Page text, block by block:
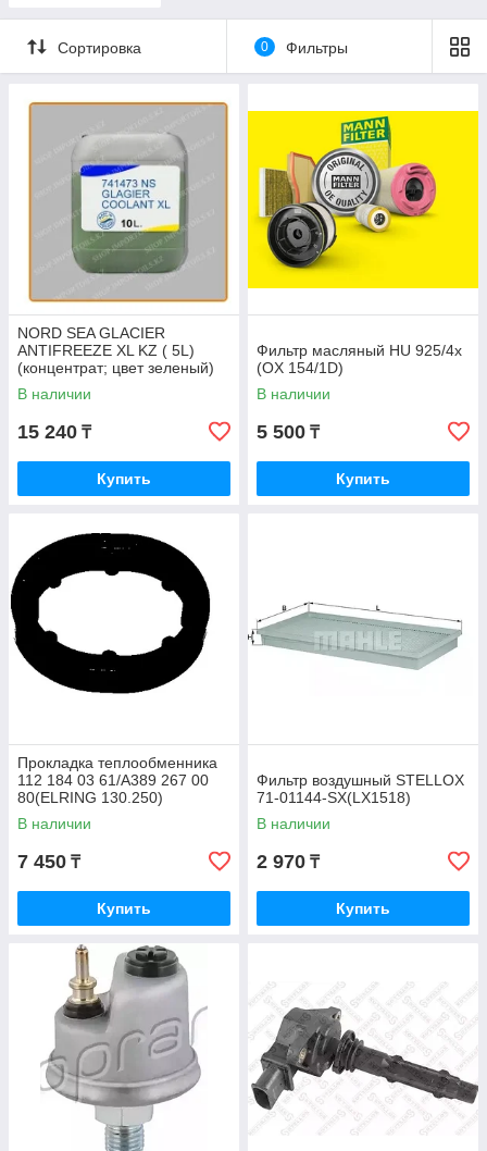
Сортировка 0 Фильтры
NORD SEA GLACIER
ANTIFREEZE XL KZ ( 5L)
(концентрат; цвет зеленый)
В наличии
15 240 ₸
Купить
Фильтр масляный HU 925/4x
(OX 154/1D)
В наличии
5 500 ₸
Купить
Прокладка теплообменника
112 184 03 61/A389 267 00
80(ELRING 130.250)
В наличии
7 450 ₸
Купить
Фильтр воздушный STELLOX
71-01144-SX(LX1518)
В наличии
2 970 ₸
Купить